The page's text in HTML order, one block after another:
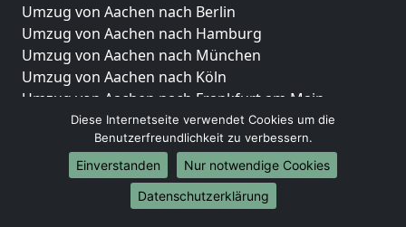
Umzug von Aachen nach Berlin
Umzug von Aachen nach Hamburg
Umzug von Aachen nach München
Umzug von Aachen nach Köln
Umzug von Aachen nach Frankfurt am Main
Umzug von Aachen nach Stuttgart
Umzug von Aachen nach Düsseldorf
Umzug von Aachen nach Leipzig
Umzug von Aachen nach Dortmund
Umzug von Aachen nach Essen
Diese Internetseite verwendet Cookies um die
Benutzerfreundlichkeit zu verbessern.
Einverstanden
Nur notwendige Cookies
Datenschutzerklärung